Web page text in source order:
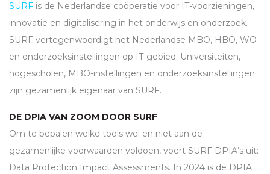
SURF is de Nederlandse coöperatie voor IT-voorzieningen,
innovatie en digitalisering in het onderwijs en onderzoek.
SURF vertegenwoordigt het Nederlandse MBO, HBO, WO
en onderzoeksinstellingen op IT-gebied. Universiteiten,
hogescholen, MBO-instellingen en onderzoeksinstellingen
zijn gezamenlijk eigenaar van SURF.
DE DPIA VAN ZOOM DOOR SURF
Om te bepalen welke tools wel en niet aan de
gezamenlijke voorwaarden voldoen, voert SURF DPIA’s uit:
Data Protection Impact Assessments. In 2024 is de DPIA